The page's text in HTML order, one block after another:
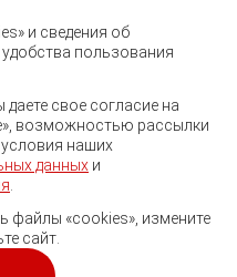
Георгий
Готов помочь
мне, если у
вопросы.
Трейдинг.
и сведения об
пользования
свое согласие на
возможностью рассылки
наших
данных и
файлы «cookies», измените
сайт.